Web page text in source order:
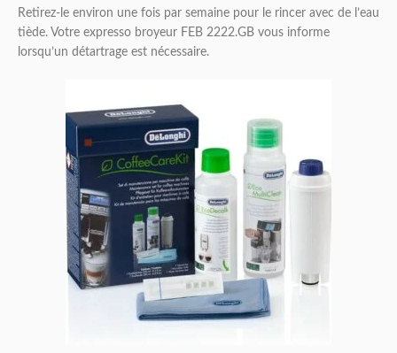
Retirez-le environ une fois par semaine pour le rincer avec de l’eau
tiède. Votre expresso broyeur FEB 2222.GB vous informe
lorsqu’un détartrage est nécessaire.